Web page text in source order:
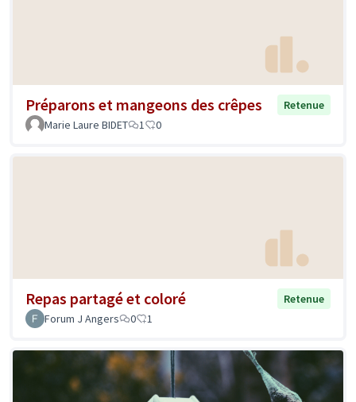
Préparons et mangeons des crêpes
Retenue
Marie Laure BIDET
1 0
Repas partagé et coloré
Retenue
Forum J Angers
0 1